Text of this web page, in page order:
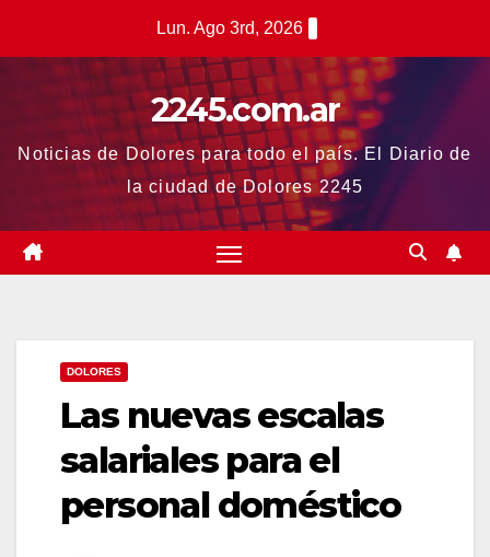
Lun. Ago 3rd, 2026
2245.com.ar
Noticias de Dolores para todo el país. El Diario de
la ciudad de Dolores 2245
DOLORES
Las nuevas escalas
salariales para el
personal doméstico